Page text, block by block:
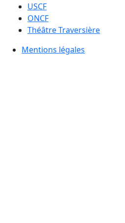
USCF
ONCF
Théâtre Traversière
Mentions légales